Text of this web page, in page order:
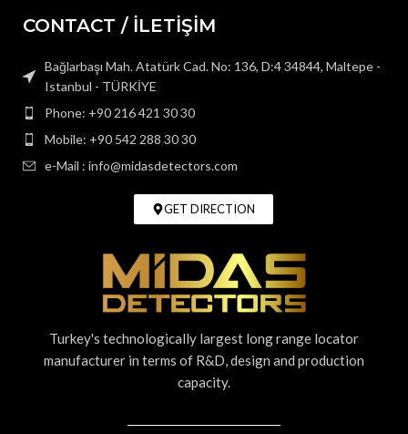
CONTACT / İLETİŞİM
Bağlarbaşı Mah. Atatürk Cad. No: 136, D:4 34844, Maltepe -
Istanbul - TÜRKİYE
Phone: +90 216 421 30 30
Mobile: +90 542 288 30 30
e-Mail : info@midasdetectors.com
GET DIRECTION
Turkey's technologically largest long range locator
manufacturer in terms of R&D, design and production
capacity.